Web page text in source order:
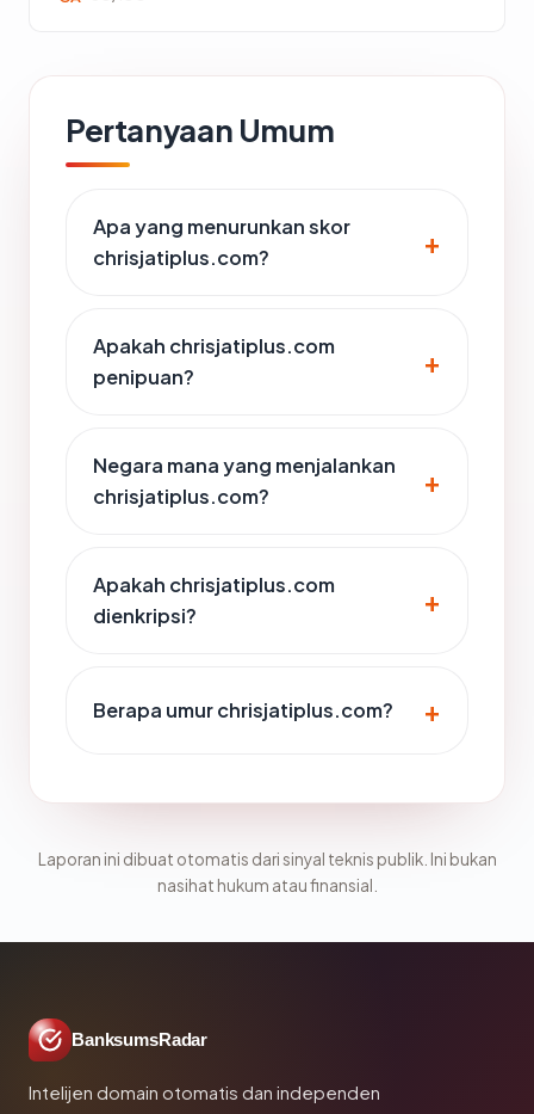
Pertanyaan Umum
Apa yang menurunkan skor
chrisjatiplus.com?
Apakah chrisjatiplus.com
penipuan?
Negara mana yang menjalankan
chrisjatiplus.com?
Apakah chrisjatiplus.com
dienkripsi?
Berapa umur chrisjatiplus.com?
Laporan ini dibuat otomatis dari sinyal teknis publik. Ini bukan
nasihat hukum atau finansial.
BanksumsRadar
Intelijen domain otomatis dan independen